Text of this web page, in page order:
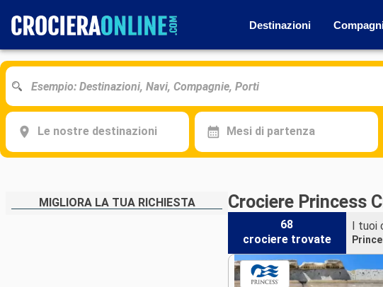
Destinazioni
Le nostre destinazioni Mesi di partenza
MIGLIORA LA TUA RICHIESTA Crociere Princess
68
crociere trovate
I tuoi